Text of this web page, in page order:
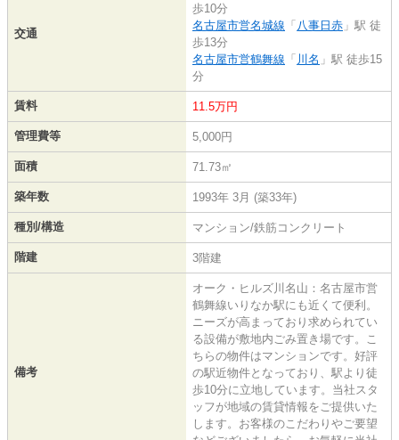
交通
歩10分
名古屋市営名城線 「 八事日赤 」駅 徒
歩13分
名古屋市営鶴舞線 「 川名 」駅 徒歩15
分
賃料 11.5万円
管理費等 5,000円
面積 71.73㎡
築年数 1993年 3月 (築33年)
種別/構造 マンション/鉄筋コンクリート
階建 3階建
備考
オーク・ヒルズ川名山：名古屋市営
鶴舞線いりなか駅にも近くて便利。
ニーズが高まっており求められてい
る設備が敷地内ごみ置き場です。こ
ちらの物件はマンションです。好評
の駅近物件となっており、駅より徒
歩10分に立地しています。当社スタ
ッフが地域の賃貸情報をご提供いた
します。お客様のこだわりやご要望